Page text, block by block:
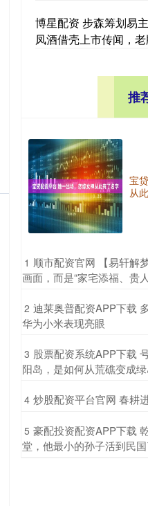
博星配资 步森筹划易
凤酒借壳上市传闻，
推
宝
从
1 顺市配资官网 【易轩解
画面，而是“家宅添福、贵
2 迪莱奥普配资APP下载
华为小米表现亮眼
3 股票配资系统APP下载
阳岛，是如何从荒礁变成绿
4 炒股配资平台官网 春耕
5 豪配投资配资APP下载
堂，他最小的孙子活到民国